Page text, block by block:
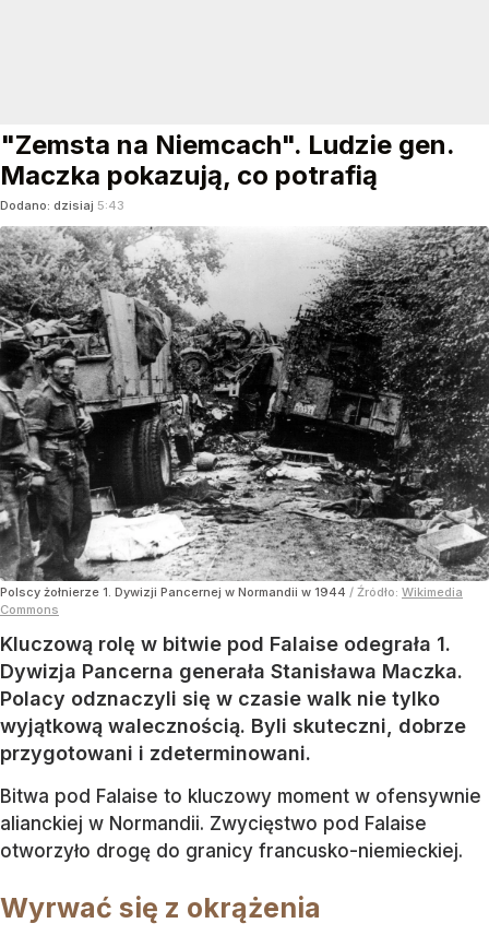
"Zemsta na Niemcach". Ludzie gen.
Maczka pokazują, co potrafią
Dodano: dzisiaj 5:43
Polscy żołnierze 1. Dywizji Pancernej w Normandii w 1944 / Źródło: Wikimedia
Commons
Kluczową rolę w bitwie pod Falaise odegrała 1.
Dywizja Pancerna generała Stanisława Maczka.
Polacy odznaczyli się w czasie walk nie tylko
wyjątkową walecznością. Byli skuteczni, dobrze
przygotowani i zdeterminowani.
Bitwa pod Falaise to kluczowy moment w ofensywnie
alianckiej w Normandii. Zwycięstwo pod Falaise
otworzyło drogę do granicy francusko-niemieckiej.
Wyrwać się z okrążenia